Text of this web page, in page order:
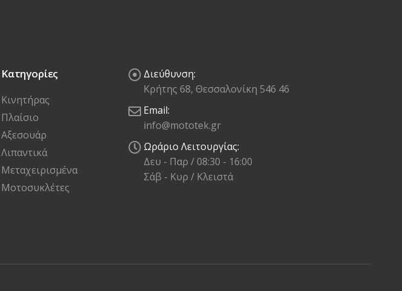
Κατηγορίες
Κινητήρας
Πλαίσιο
Αξεσουάρ
Λιπαντικά
Μεταχειρισμένα
Μοτοσυκλέτες
Διεύθυνση:
Κρήτης 68, Θεσσαλονίκη 546 46
Email:
info@mototek.gr
Ωράριο Λειτουργίας:
Δευ - Παρ / 08:30 - 16:00
Σάβ - Κυρ / Κλειστά